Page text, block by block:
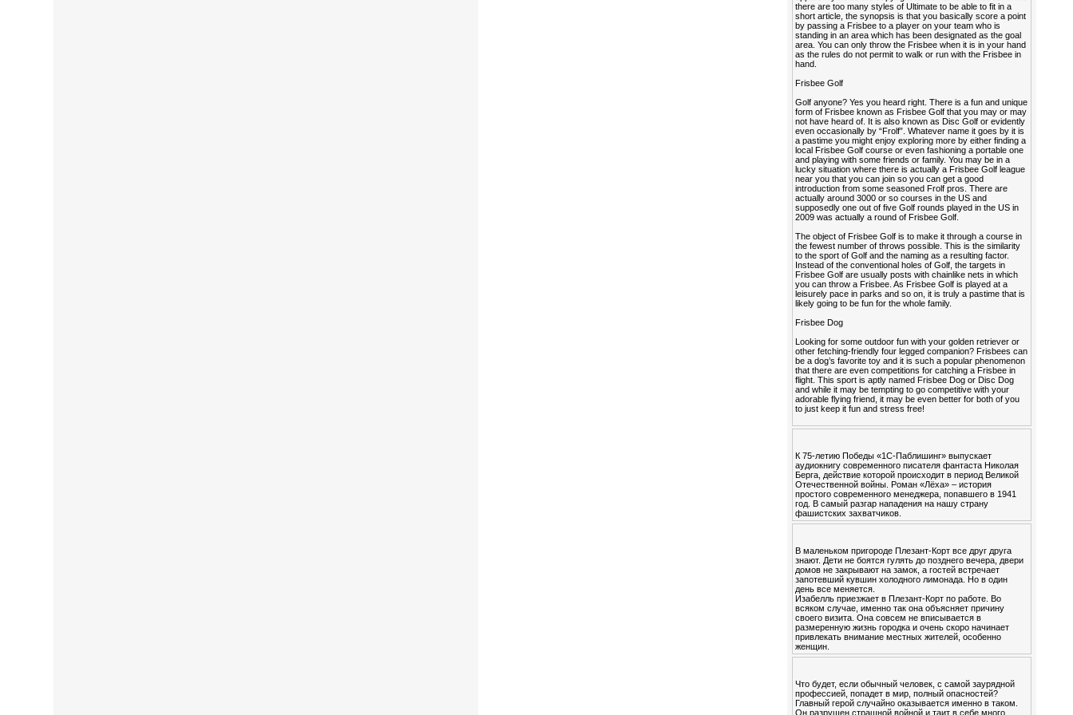
there are too many styles of Ultimate to be able to fit in a
short article, the synopsis is that you basically score a point
by passing a Frisbee to a player on your team who is
standing in an area which has been designated as the goal
area. You can only throw the Frisbee when it is in your hand
as the rules do not permit to walk or run with the Frisbee in
hand.
Frisbee Golf
Golf anyone? Yes you heard right. There is a fun and unique
form of Frisbee known as Frisbee Golf that you may or may
not have heard of. It is also known as Disc Golf or evidently
even occasionally by “Frolf”. Whatever name it goes by it is
a pastime you might enjoy exploring more by either finding a
local Frisbee Golf course or even fashioning a portable one
and playing with some friends or family. You may be in a
lucky situation where there is actually a Frisbee Golf league
near you that you can join so you can get a good
introduction from some seasoned Frolf pros. There are
actually around 3000 or so courses in the US and
supposedly one out of five Golf rounds played in the US in
2009 was actually a round of Frisbee Golf.
The object of Frisbee Golf is to make it through a course in
the fewest number of throws possible. This is the similarity
to the sport of Golf and the naming as a resulting factor.
Instead of the conventional holes of Golf, the targets in
Frisbee Golf are usually posts with chainlike nets in which
you can throw a Frisbee. As Frisbee Golf is played at a
leisurely pace in parks and so on, it is truly a pastime that is
likely going to be fun for the whole family.
Frisbee Dog
Looking for some outdoor fun with your golden retriever or
other fetching-friendly four legged companion? Frisbees can
be a dog’s favorite toy and it is such a popular phenomenon
that there are even competitions for catching a Frisbee in
flight. This sport is aptly named Frisbee Dog or Disc Dog
and while it may be tempting to go competitive with your
adorable flying friend, it may be even better for both of you
to just keep it fun and stress free!
К 75-летию Победы «1С-Паблишинг» выпускает
аудиокнигу современного писателя фантаста Николая
Берга, действие которой происходит в период Великой
Отечественной войны. Роман «Лёха» – история
простого современного менеджера, попавшего в 1941
год. В самый разгар нападения на нашу страну
фашистских захватчиков.
В маленьком пригороде Плезант-Корт все друг друга
знают. Дети не боятся гулять до позднего вечера, двери
домов не закрывают на замок, а гостей встречает
запотевший кувшин холодного лимонада. Но в один
день все меняется.
Изабелль приезжает в Плезант-Корт по работе. Во
всяком случае, именно так она объясняет причину
своего визита. Она совсем не вписывается в
размеренную жизнь городка и очень скоро начинает
привлекать внимание местных жителей, особенно
женщин.
Что будет, если обычный человек, с самой заурядной
профессией, попадет в мир, полный опасностей?
Главный герой случайно оказывается именно в таком.
Он разрушен страшной войной и таит в себе много